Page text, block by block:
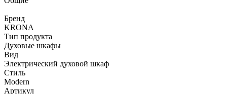
Бренд
KRONA
Тип продукта
Духовые шкафы
Вид
Электрический духовой шкаф
Стиль
Modern
Артикул